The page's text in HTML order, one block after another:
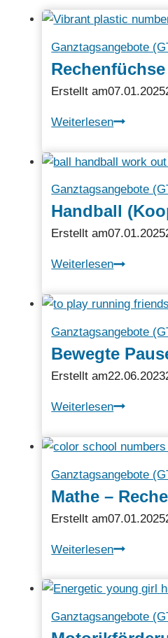
Ganztagsangebote
Rechenfüchse
Erstellt am07.01.2025
Weiterlesen
Ganztagsangebote
Handball
Erstellt am07.01.2025
WeiterlesenHandball
mit
Ganztagsangebote
Bewegte
Erstellt am22.06.2023
WeiterlesenBewegte
Ganztagsangebote
Mathe –
Erstellt am07.01.2025
WeiterlesenMathe
Ganztagsangebote